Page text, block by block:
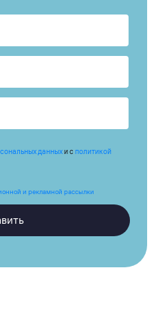
данныхи с политикой
и рекламной рассылки